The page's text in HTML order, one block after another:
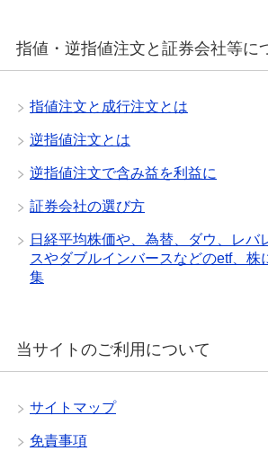
指値・逆指値注文と証券会社等に
指値注文と成行注文とは
逆指値注文とは
逆指値注文で含み益を利益に
証券会社の選び方
日経平均株価や、為替、ダウ、レバ
スやダブルインバースなどのetf、株
集
当サイトのご利用について
サイトマップ
免責事項